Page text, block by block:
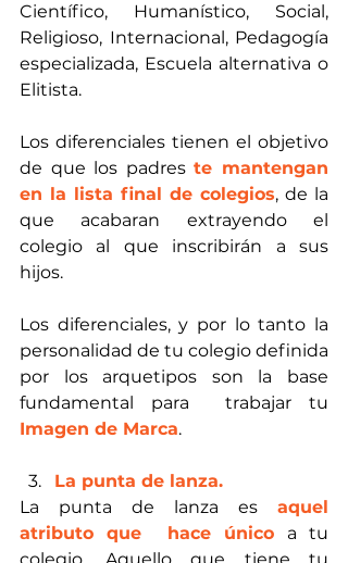
Científico, Humanístico, Social,
Religioso, Internacional, Pedagogía
especializada, Escuela alternativa o
Elitista.
Los diferenciales tienen el objetivo
de que los padres te mantengan
en la lista final de colegios, de la
que acabaran extrayendo el
colegio al que inscribirán a sus
hijos.
Los diferenciales, y por lo tanto la
personalidad de tu colegio definida
por los arquetipos son la base
Imagen de Marca.
La punta de lanza.
La punta de lanza es aquel
atributo que  hace único a tu